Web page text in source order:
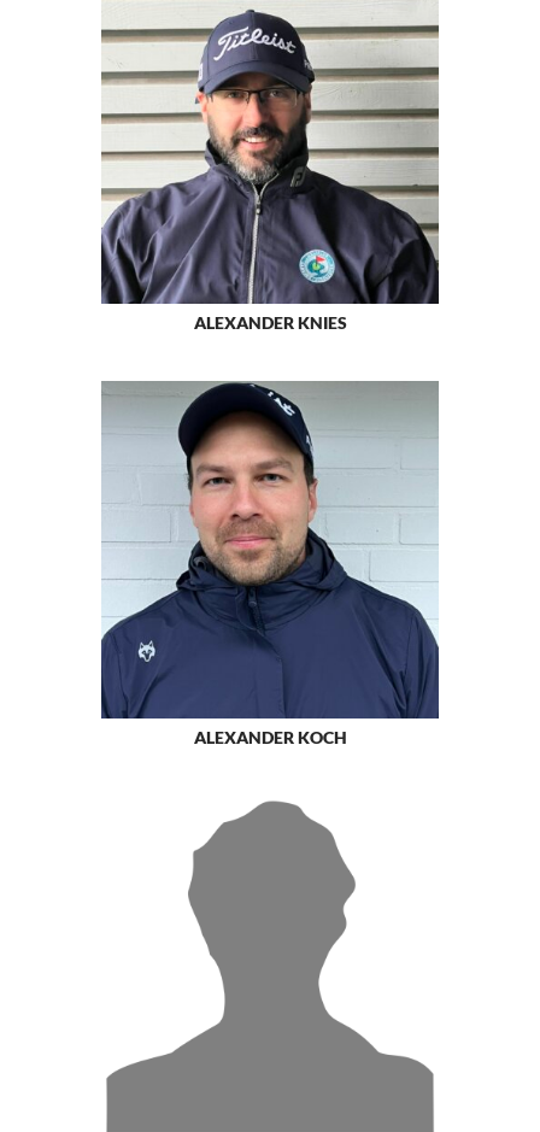
ALEXANDER KNIES
ALEXANDER KOCH